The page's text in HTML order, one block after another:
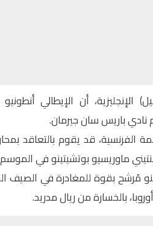
أن الإيطالي
نادي باريس سان جيرمان.
الفرنسية، قد يقوم بالتعاقد
ماوريسيو بوتشيتينو في
مُرشح بقوة للمغادرة في الصيف
بالخسارة من ريال مدريد.